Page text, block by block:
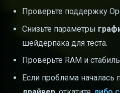
Проверьте поддержку
Снизьте параметры
шейдерпака для теста.
Проверьте RAM и
Если проблема началась